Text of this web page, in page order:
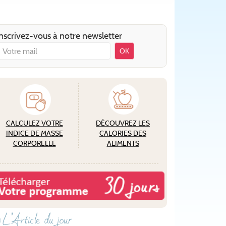
vous à notre newsletter
OK
CALCULEZ VOTRE
INDICE DE MASSE
CORPORELLE
DÉCOUVREZ LES
CALORIES DES
ALIMENTS
L'Article du jour